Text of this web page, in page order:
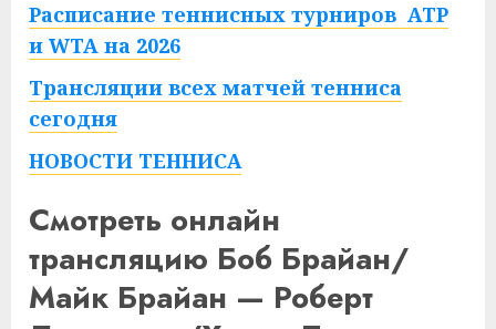
Расписание теннисных турниров ATP
и WTA на 2026
Трансляции всех матчей тенниса
сегодня
НОВОСТИ ТЕННИСА
Смотреть онлайн
трансляцию Боб Брайан/
Майк Брайан — Роберт